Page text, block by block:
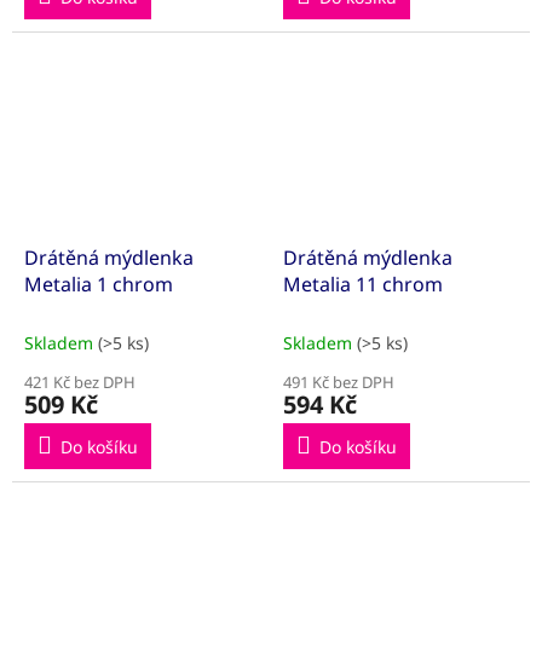
Drátěná mýdlenka
Metalia 1 chrom
Skladem (>5 ks)
421 Kč bez DPH
509 Kč
Do košíku
Drátěná mýdlenka
Metalia 11 chrom
Skladem (>5 ks)
491 Kč bez DPH
594 Kč
Do košíku